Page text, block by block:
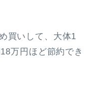
買いして、大体1
18万円ほど節約でき